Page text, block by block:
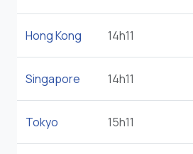
Hong Kong 14h11
Singapore 14h11
Tokyo 15h11